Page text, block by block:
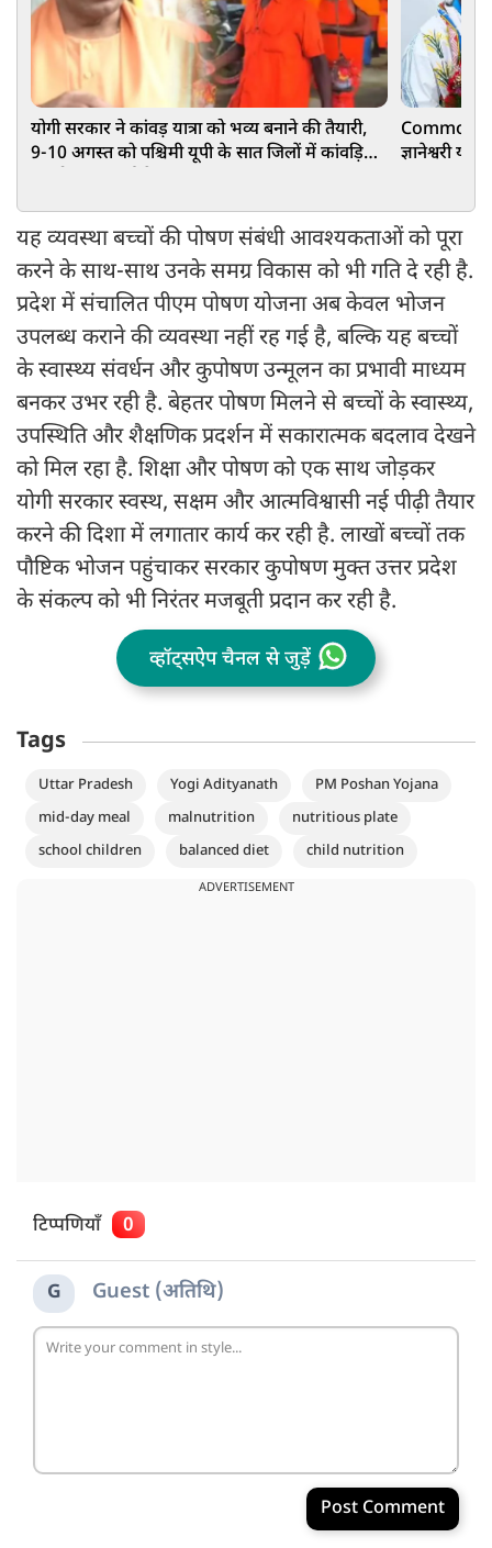
योगी सरकार ने कांवड़ यात्रा को भव्य बनाने की तैयारी,
9-10 अगस्त को पश्चिमी यूपी के सात जिलों में कांवड़ियों
ज्ञानेश्वरी
यह व्यवस्था बच्चों की पोषण संबंधी आवश्यकताओं को पूरा
करने के साथ-साथ उनके समग्र विकास को भी गति दे रही है.
प्रदेश में संचालित पीएम पोषण योजना अब केवल भोजन
उपलब्ध कराने की व्यवस्था नहीं रह गई है, बल्कि यह बच्चों
के स्वास्थ्य संवर्धन और कुपोषण उन्मूलन का प्रभावी माध्यम
बनकर उभर रही है. बेहतर पोषण मिलने से बच्चों के स्वास्थ्य,
उपस्थिति और शैक्षणिक प्रदर्शन में सकारात्मक बदलाव देखने
को मिल रहा है. शिक्षा और पोषण को एक साथ जोड़कर
योगी सरकार स्वस्थ, सक्षम और आत्मविश्वासी नई पीढ़ी तैयार
करने की दिशा में लगातार कार्य कर रही है. लाखों बच्चों तक
पौष्टिक भोजन पहुंचाकर सरकार कुपोषण मुक्त उत्तर प्रदेश
के संकल्प को भी निरंतर मजबूती प्रदान कर रही है.
व्हॉट्सऐप चैनल से जुड़ें
Tags
Uttar Pradesh Yogi Adityanath
PM Poshan Yojana
mid-day meal
malnutrition
nutritious plate
school children
balanced diet child nutrition
ADVERTISEMENT
टिप्पणियाँ 0
G Guest (अतिथि)
Post Comment